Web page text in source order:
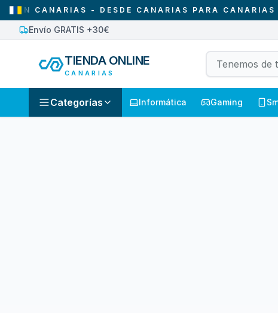
CANARIAS - DESDE CANARIAS PARA CANARIAS•
Envío GRATIS +30€
TIENDA ONLINE
CANARIAS
Categorías Informática Gaming